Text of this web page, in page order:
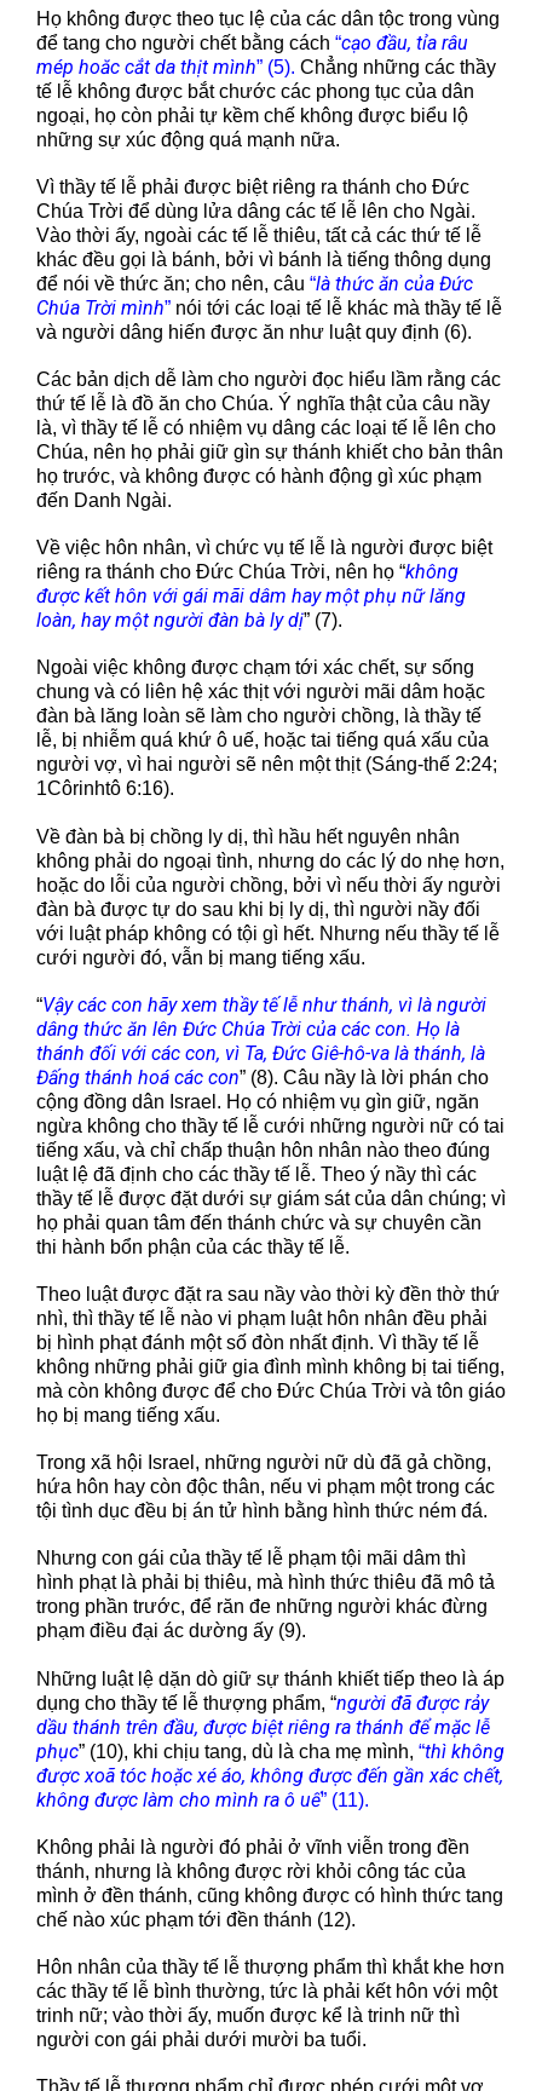
Họ không được theo tục lệ của các dân tộc trong vùng
để tang cho người chết bằng cách “cạo đầu, tỉa râu
mép hoăc cắt da thịt mình” (5). Chẳng những các thầy
tế lễ không được bắt chước các phong tục của dân
ngoại, họ còn phải tự kềm chế không được biểu lộ
những sự xúc động quá mạnh nữa.
Vì thầy tế lễ phải được biệt riêng ra thánh cho Đức
Chúa Trời để dùng lửa dâng các tế lễ lên cho Ngài.
Vào thời ấy, ngoài các tế lễ thiêu, tất cả các thứ tế lễ
khác đều gọi là bánh, bởi vì bánh là tiếng thông dụng
để nói về thức ăn; cho nên, câu “là thức ăn của Đức
Chúa Trời mình” nói tới các loại tế lễ khác mà thầy tế lễ
và người dâng hiến được ăn như luật quy định (6).
Các bản dịch dễ làm cho người đọc hiểu lầm rằng các
thứ tế lễ là đồ ăn cho Chúa. Ý nghĩa thật của câu nầy
là, vì thầy tế lễ có nhiệm vụ dâng các loại tế lễ lên cho
Chúa, nên họ phải giữ gìn sự thánh khiết cho bản thân
họ trước, và không được có hành động gì xúc phạm
đến Danh Ngài.
Về việc hôn nhân, vì chức vụ tế lễ là người được biệt
riêng ra thánh cho Đức Chúa Trời, nên họ “không
được kết hôn với gái mãi dâm hay một phụ nữ lăng
loàn, hay một người đàn bà ly dị” (7).
Ngoài việc không được chạm tới xác chết, sự sống
chung và có liên hệ xác thịt với người mãi dâm hoặc
đàn bà lăng loàn sẽ làm cho người chồng, là thầy tế
lễ, bị nhiễm quá khứ ô uế, hoặc tai tiếng quá xấu của
người vợ, vì hai người sẽ nên một thịt (Sáng-thế 2:24;
1Côrinhtô 6:16).
Về đàn bà bị chồng ly dị, thì hầu hết nguyên nhân
không phải do ngoại tình, nhưng do các lý do nhẹ hơn,
hoặc do lỗi của người chồng, bởi vì nếu thời ấy người
đàn bà được tự do sau khi bị ly dị, thì người nầy đối
với luật pháp không có tội gì hết. Nhưng nếu thầy tế lễ
cưới người đó, vẫn bị mang tiếng xấu.
“Vậy các con hãy xem thầy tế lễ như thánh, vì là người
dâng thức ăn lên Đức Chúa Trời của các con. Họ là
thánh đối với các con, vì Ta, Đức Giê-hô-va là thánh, là
Đấng thánh hoá các con” (8). Câu nầy là lời phán cho
cộng đồng dân Israel. Họ có nhiệm vụ gìn giữ, ngăn
ngừa không cho thầy tế lễ cưới những người nữ có tai
tiếng xấu, và chỉ chấp thuận hôn nhân nào theo đúng
luật lệ đã định cho các thầy tế lễ. Theo ý nầy thì các
thầy tế lễ được đặt dưới sự giám sát của dân chúng; vì
họ phải quan tâm đến thánh chức và sự chuyên cần
thi hành bổn phận của các thầy tế lễ.
Theo luật được đặt ra sau nầy vào thời kỳ đền thờ thứ
nhì, thì thầy tế lễ nào vi phạm luật hôn nhân đều phải
bị hình phạt đánh một số đòn nhất định. Vì thầy tế lễ
không những phải giữ gia đình mình không bị tai tiếng,
mà còn không được để cho Đức Chúa Trời và tôn giáo
họ bị mang tiếng xấu.
Trong xã hội Israel, những người nữ dù đã gả chồng,
hứa hôn hay còn độc thân, nếu vi phạm một trong các
tội tình dục đều bị án tử hình bằng hình thức ném đá.
Nhưng con gái của thầy tế lễ phạm tội mãi dâm thì
hình phạt là phải bị thiêu, mà hình thức thiêu đã mô tả
trong phần trước, để răn đe những người khác đừng
phạm điều đại ác dường ấy (9).
Những luật lệ dặn dò giữ sự thánh khiết tiếp theo là áp
dụng cho thầy tế lễ thượng phẩm, “người đã được rảy
dầu thánh trên đầu, được biệt riêng ra thánh để mặc lễ
phục” (10), khi chịu tang, dù là cha mẹ mình, “thì không
được xoã tóc hoặc xé áo, không được đến gần xác chết,
không được làm cho mình ra ô uế” (11).
Không phải là người đó phải ở vĩnh viễn trong đền
thánh, nhưng là không được rời khỏi công tác của
mình ở đền thánh, cũng không được có hình thức tang
chế nào xúc phạm tới đền thánh (12).
Hôn nhân của thầy tế lễ thượng phẩm thì khắt khe hơn
các thầy tế lễ bình thường, tức là phải kết hôn với một
trinh nữ; vào thời ấy, muốn được kể là trinh nữ thì
người con gái phải dưới mười ba tuổi.